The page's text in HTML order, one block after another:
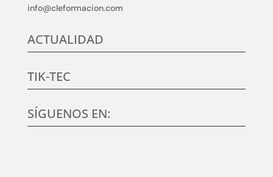
info@cleformacion.com
ACTUALIDAD
TIK-TEC
SÍGUENOS EN: